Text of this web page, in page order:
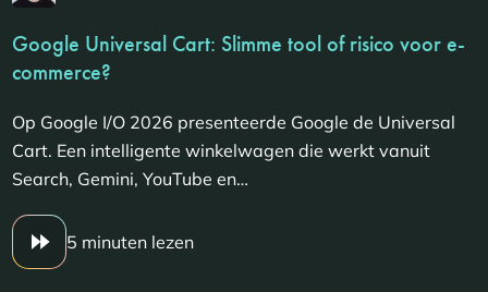
Google Universal Cart: Slimme tool of risico voor e-
commerce?
Op Google I/O 2026 presenteerde Google de Universal
Cart. Een intelligente winkelwagen die werkt vanuit
Search, Gemini, YouTube en…
5 minuten lezen